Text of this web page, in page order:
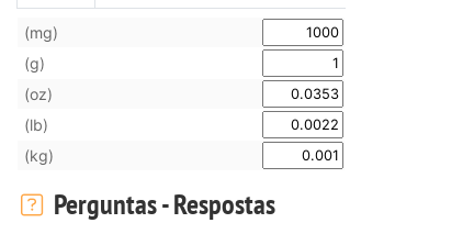
(mg)
(g)
(oz)
(lb)
(kg)
Perguntas - Respostas